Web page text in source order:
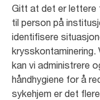
Gitt at det er lettere
til person på
identifisere
kan vi administrere
håndhygiene for å
sykehjem er det